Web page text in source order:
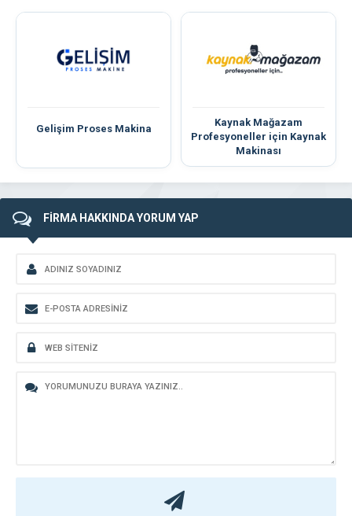
Gelişim Proses Makina
Kaynak Mağazam
Profesyoneller için Kaynak
Makinası
FİRMA HAKKINDA YORUM YAP